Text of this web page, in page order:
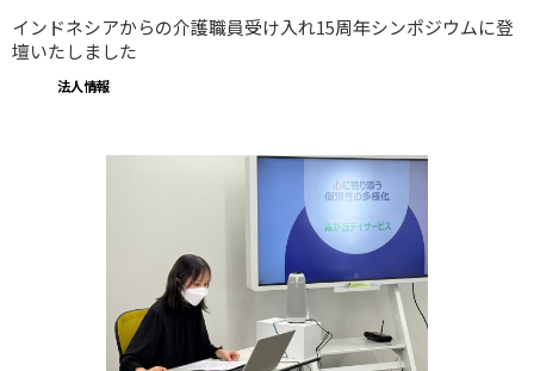
インドネシアからの介護職員受け入れ15周年シンポジウムに登
壇いたしました
法人情報